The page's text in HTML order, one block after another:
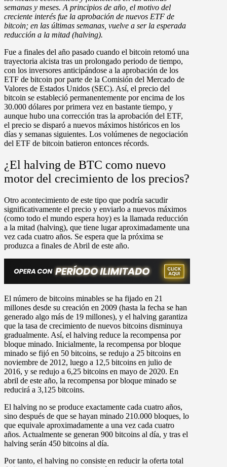
semanas y meses. A principios de año, el motivo del
creciente interés fue la aprobación de nuevos ETF de
bitcoin; en las últimas semanas, vuelve a ser la esperada
reducción a la mitad (halving).
Fue a finales del año pasado cuando el bitcoin retomó una
trayectoria alcista tras un prolongado periodo de tiempo,
con los inversores anticipándose a la aprobación de los
ETF de bitcoin por parte de la Comisión del Mercado de
Valores de Estados Unidos (SEC). Así, el precio del
bitcoin se estableció permanentemente por encima de los
30.000 dólares por primera vez en bastante tiempo, y
aunque hubo una corrección tras la aprobación del ETF,
el precio se disparó a nuevos máximos históricos en los
días y semanas siguientes. Los volúmenes de negociación
del ETF de bitcoin batieron entonces récords.
¿El halving de BTC como nuevo
motor del crecimiento de los precios?
Otro acontecimiento de este tipo que podría sacudir
significativamente el precio y enviarlo a nuevos máximos
(como todo el mundo espera hoy) es la llamada reducción
a la mitad (halving), que tiene lugar aproximadamente una
vez cada cuatro años. Se espera que la próxima se
produzca a finales de Abril de este año.
El número de bitcoins minables se ha fijado en 21
millones desde su creación en 2009 (hasta la fecha se han
generado algo más de 19 millones), y el halving garantiza
que la tasa de crecimiento de nuevos bitcoins disminuya
gradualmente. Así, el halving reduce la recompensa por
bloque minado. Inicialmente, la recompensa por bloque
minado se fijó en 50 bitcoins, se redujo a 25 bitcoins en
noviembre de 2012, luego a 12,5 bitcoins en julio de
2016, y se redujo a 6,25 bitcoins en mayo de 2020. En
abril de este año, la recompensa por bloque minado se
reducirá a 3,125 bitcoins.
El halving no se produce exactamente cada cuatro años,
sino después de que se hayan minado 210.000 bloques, lo
que equivale aproximadamente a una vez cada cuatro
años. Actualmente se generan 900 bitcoins al día, y tras el
halving serán 450 bitcoins al día.
Por tanto, el halving no consiste en reducir la oferta total